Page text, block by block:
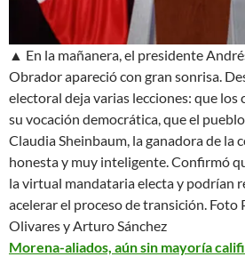
▲ En la mañanera, el presidente
Obrador apareció con gran sonrisa.
electoral deja varias lecciones: que
su vocación democrática, que el
Claudia Sheinbaum, la ganadora de la
honesta y muy inteligente. Confirmó
la virtual mandataria electa y podrían
acelerar el proceso de transición. Foto
Olivares y Arturo Sánchez
Morena-aliados, aún sin mayoría